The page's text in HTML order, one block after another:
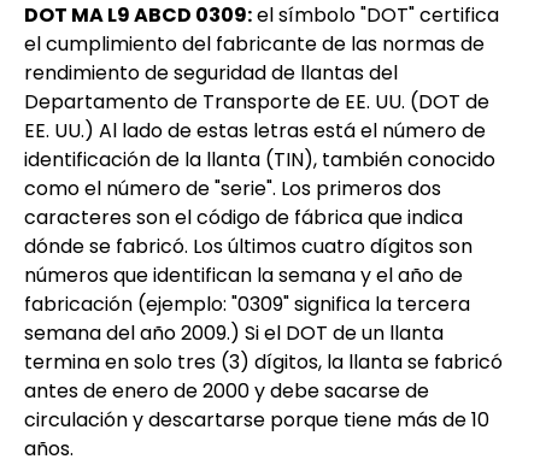
DOT MA L9 ABCD 0309​:el símbolo "DOT" certifica
el cumplimiento del fabricante de las normas de
rendimiento de seguridad de llantas del
Departamento de Transporte de EE. UU. (DOT de
EE. UU.) Al lado de estas letras está el número de
identificación de la llanta (TIN), también conocido
como el número de "serie". Los primeros dos
caracteres son el código de fábrica que indica
dónde se fabricó. Los últimos cuatro dígitos son
números que identifican la semana y el año de
fabricación (ejemplo: "0309" significa la tercera
semana del año 2009.) Si el DOT de un llanta
termina en solo tres (3) dígitos, la llanta se fabricó
antes de enero de 2000 y debe sacarse de
circulación y descartarse porque tiene más de 10
años.